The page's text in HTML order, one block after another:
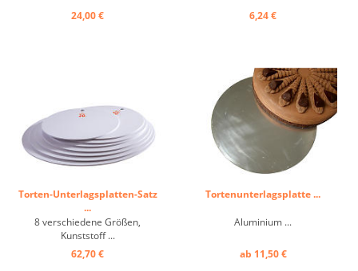
24,00 € 6,24 €
Torten-Unterlagsplatten-Satz
...
8 verschiedene Größen,
Kunststoff ...
62,70 €
Tortenunterlagsplatte ...
Aluminium ...
ab 11,50 €